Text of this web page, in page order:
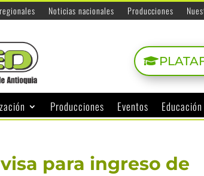
Noticias nacionales Producciones
Producciones Eventos Educación
para ingreso de